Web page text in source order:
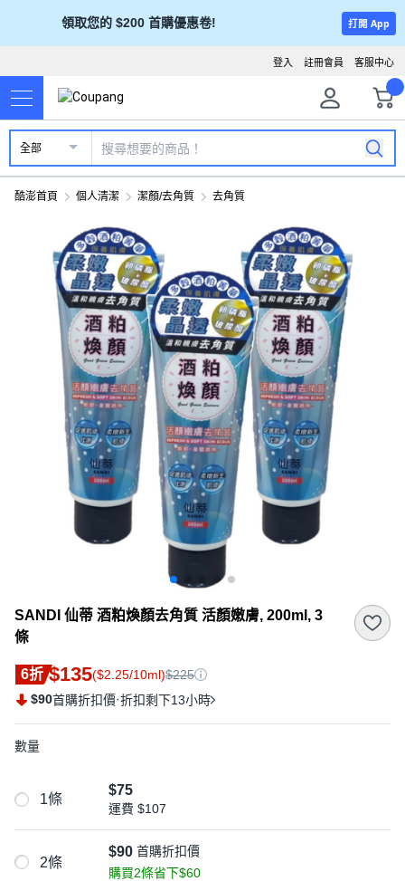
領取您的 $200 首購優惠卷! 打開 App
客服中心
註冊會員
登入
全部
酷澎首頁 個人清潔 潔顏/去角質 去角質
SANDI 仙蒂 酒粕煥顏去角質 活顏嫩膚, 200ml, 3
條
6折 $135($2.25/10ml)$225
$90首購折扣價·折扣剩下13小時
數量
1條
$75
運費 $107
2條
$90 首購折扣價
購買2條省下$60